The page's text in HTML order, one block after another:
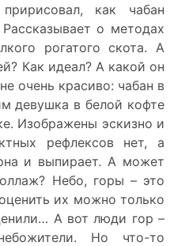
как чабан
о методах
рогатого скота. А
Как идеал? А какой он
очень красиво: чабан в
девушка в белой кофте
Изображены эскизно и
рефлексов нет, а
и выпирает. А может
Небо, горы – это
их можно только
А вот люди гор –
Но что-то